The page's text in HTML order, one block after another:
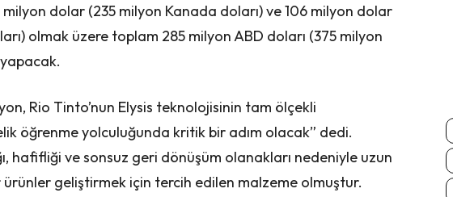
milyon dolar (235 milyon Kanada doları) ve 106 milyon dolar
olmak üzere toplam 285 milyon ABD doları (375 milyon
Rio Tinto’nun Elysis teknolojisinin tam ölçekli
öğrenme yolculuğunda kritik bir adım olacak” dedi.
hafifliği ve sonsuz geri dönüşüm olanakları nedeniyle uzun
geliştirmek için tercih edilen malzeme olmuştur.